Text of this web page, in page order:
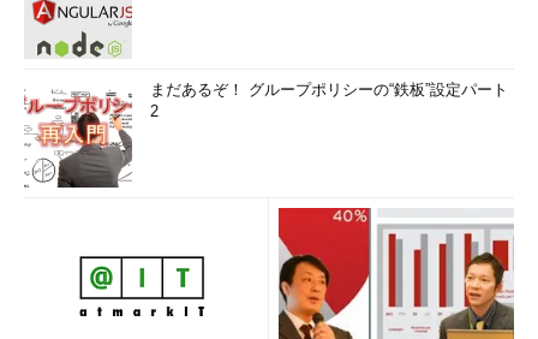
まだあるぞ！ グループポリシーの“鉄板”設定パート
2